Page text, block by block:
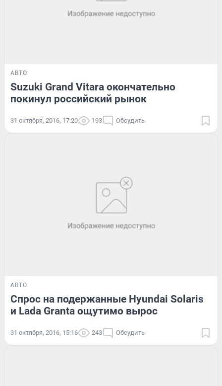
АВТО
Suzuki Grand Vitara окончательно
покинул российский рынок
31 октября, 2016, 17:20 193 Обсудить
АВТО
Спрос на подержанные Hyundai Solaris
и Lada Granta ощутимо вырос
31 октября, 2016, 15:16 243 Обсудить